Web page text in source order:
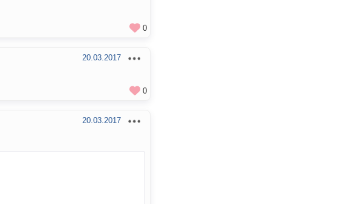
0
20.03.2017
0
20.03.2017